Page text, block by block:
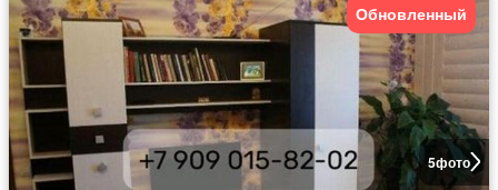
5фото
Обновленный